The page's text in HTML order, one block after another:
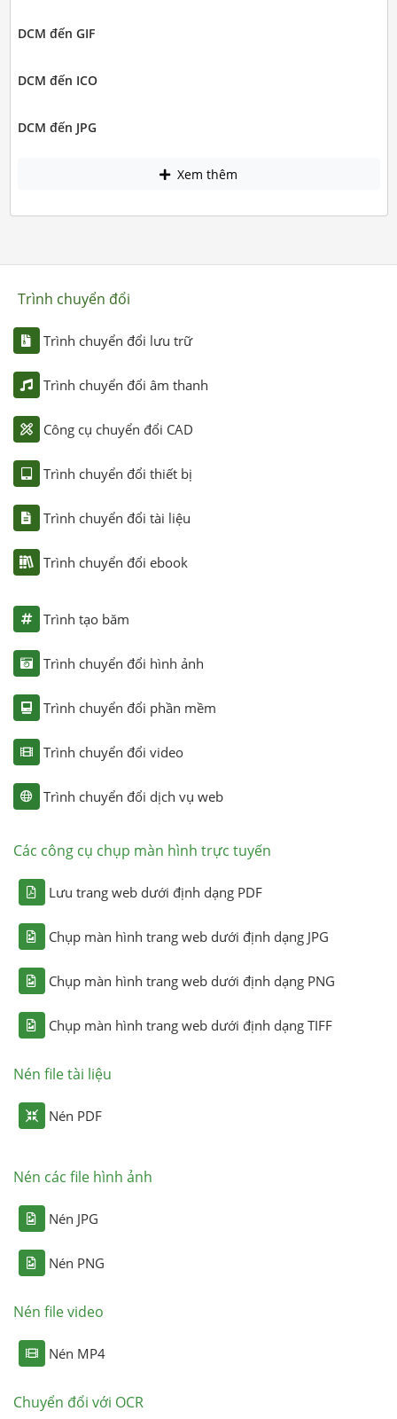
DCM đến GIF
DCM đến ICO
DCM đến JPG
Xem thêm
Trình chuyển đổi
Trình chuyển đổi lưu trữ
Trình chuyển đổi âm thanh
Công cụ chuyển đổi CAD
Trình chuyển đổi thiết bị
Trình chuyển đổi tài liệu
Trình chuyển đổi ebook
Trình tạo băm
Trình chuyển đổi hình ảnh
Trình chuyển đổi phần mềm
Trình chuyển đổi video
Trình chuyển đổi dịch vụ web
Các công cụ chụp màn hình trực tuyến
Lưu trang web dưới định dạng PDF
Chụp màn hình trang web dưới định dạng JPG
Chụp màn hình trang web dưới định dạng PNG
Chụp màn hình trang web dưới định dạng TIFF
Nén file tài liệu
Nén PDF
Nén các file hình ảnh
Nén JPG
Nén PNG
Nén file video
Nén MP4
Chuyển đổi với OCR